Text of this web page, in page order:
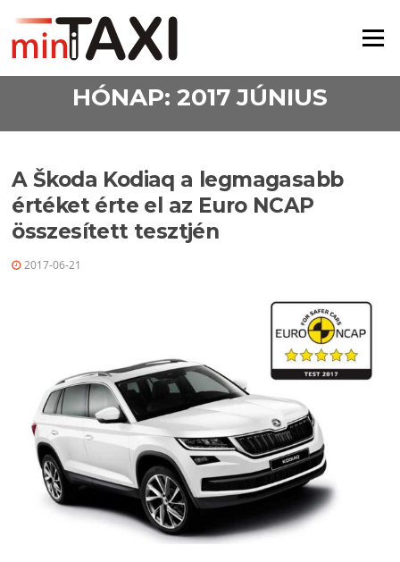
Menü
HÓNAP: 2017 JÚNIUS
A Škoda Kodiaq a legmagasabb
értéket érte el az Euro NCAP
összesített tesztjén
2017-06-21